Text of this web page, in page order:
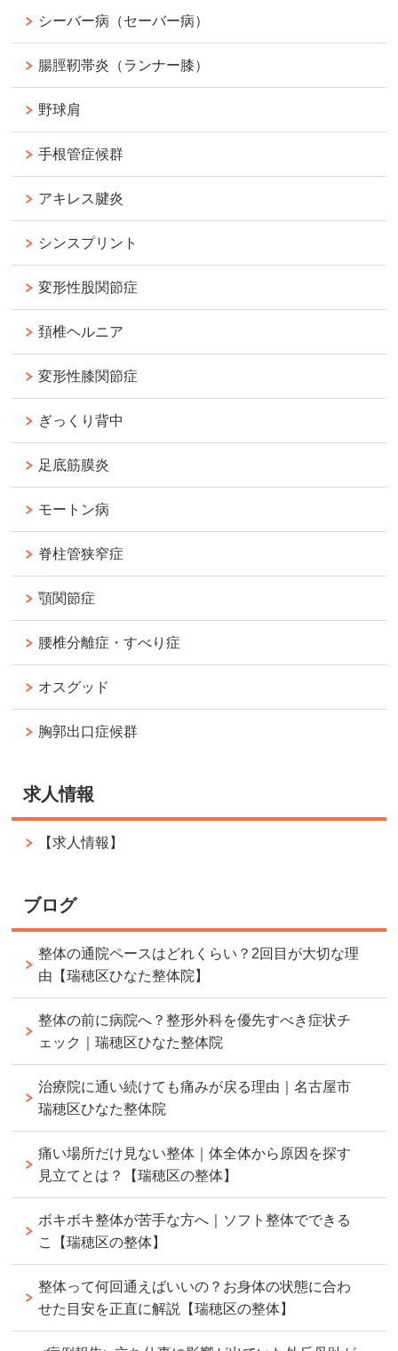
シーバー病（セーバー病）
腸脛靭帯炎（ランナー膝）
野球肩
手根管症候群
アキレス腱炎
シンスプリント
変形性股関節症
頚椎ヘルニア
変形性膝関節症
ぎっくり背中
足底筋膜炎
モートン病
脊柱管狭窄症
顎関節症
腰椎分離症・すべり症
オスグッド
胸郭出口症候群
求人情報
【求人情報】
ブログ
整体の通院ペースはどれくらい？2回目が大切な理
由【瑞穂区ひなた整体院】
整体の前に病院へ？整形外科を優先すべき症状チ
ェック｜瑞穂区ひなた整体院
治療院に通い続けても痛みが戻る理由｜名古屋市
瑞穂区ひなた整体院
痛い場所だけ見ない整体｜体全体から原因を探す
見立てとは？【瑞穂区の整体】
ボキボキ整体が苦手な方へ｜ソフト整体でできる
こ【瑞穂区の整体】
整体って何回通えばいいの？お身体の状態に合わ
せた目安を正直に解説【瑞穂区の整体】